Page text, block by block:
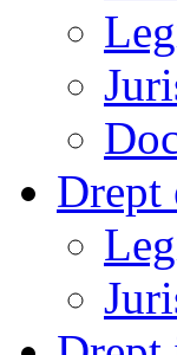
Drept